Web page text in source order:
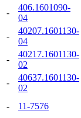
-
406.1601090-
04
-
40207.1601130-
04
-
40217.1601130-
02
-
40637.1601130-
02
-
11-7576